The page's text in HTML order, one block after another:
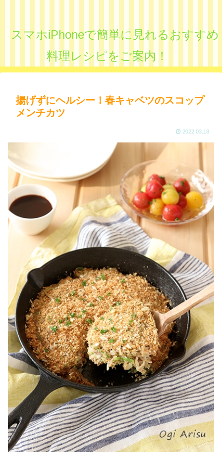
スマホiPhoneで簡単に見れるおすすめ
料理レシピをご案内！
揚げずにヘルシー！春キャベツのスコップ
メンチカツ
2022.03.18